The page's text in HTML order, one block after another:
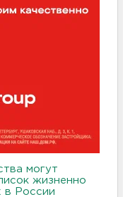
могут
жизненно
в России